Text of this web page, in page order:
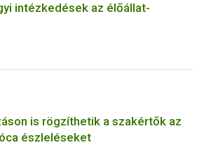
intézkedések az élőállat-
is rögzíthetik a szakértők az
észleléseket